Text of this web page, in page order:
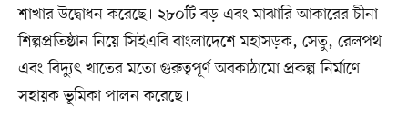
শাখার উদ্বোধন করেছে। ২৮০টি বড় এবং মাঝারি আকারের চীনা
শিল্পপ্রতিষ্ঠান নিয়ে সিইএবি বাংলাদেশে মহাসড়ক, সেতু, রেলপথ
এবং বিদ্যুৎ খাতের মতো গুরুত্বপূর্ণ অবকাঠামো প্রকল্প নির্মাণে
সহায়ক ভূমিকা পালন করেছে।